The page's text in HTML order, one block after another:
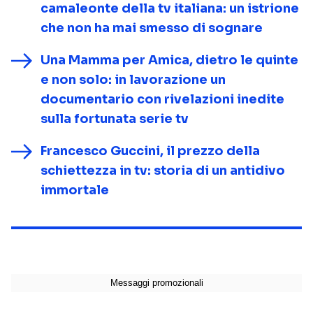
camaleonte della tv italiana: un istrione
che non ha mai smesso di sognare
Una Mamma per Amica, dietro le quinte
e non solo: in lavorazione un
documentario con rivelazioni inedite
sulla fortunata serie tv
Francesco Guccini, il prezzo della
schiettezza in tv: storia di un antidivo
immortale